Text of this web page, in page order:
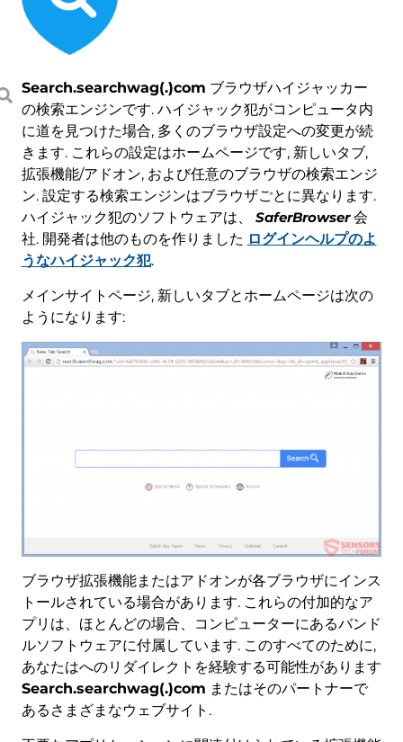
Search.searchwag(.)com ブラウザハイジャッカー
の検索エンジンです. ハイジャック犯がコンピュータ内
に道を見つけた場合, 多くのブラウザ設定への変更が続
きます. これらの設定はホームページです, 新しいタブ,
拡張機能/アドオン, および任意のブラウザの検索エンジ
ン. 設定する検索エンジンはブラウザごとに異なります.
ハイジャック犯のソフトウェアは、 SaferBrowser会
社. 開発者は他のものを作りました ログインヘルプのよ
うなハイジャック犯.
メインサイトページ, 新しいタブとホームページは次の
ようになります:
ブラウザ拡張機能またはアドオンが各ブラウザにインス
トールされている場合があります. これらの付加的なア
プリは、ほとんどの場合、コンピューターにあるバンド
ルソフトウェアに付属しています. このすべてのために,
あなたはへのリダイレクトを経験する可能性があります
Search.searchwag(.)com またはそのパートナーで
あるさまざまなウェブサイト.